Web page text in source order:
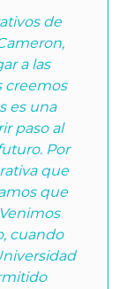
de
a las
creemos
es una
paso al
Por
que
que
cuando